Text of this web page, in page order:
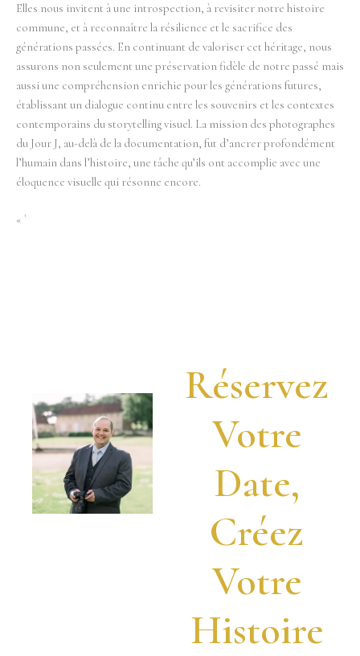
Elles nous invitent à une introspection, à revisiter notre histoire
commune, et à reconnaître la résilience et le sacrifice des
générations passées. En continuant de valoriser cet héritage, nous
assurons non seulement une préservation fidèle de notre passé mais
aussi une compréhension enrichie pour les générations futures,
établissant un dialogue continu entre les souvenirs et les contextes
contemporains du storytelling visuel. La mission des photographes
du Jour J, au-delà de la documentation, fut d’ancrer profondément
l’humain dans l’histoire, une tâche qu’ils ont accomplie avec une
éloquence visuelle qui résonne encore.
« `
Réservez
Votre
Date,
Créez
Votre
Histoire